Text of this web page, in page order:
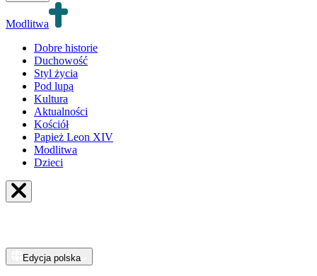
Modlitwa
Dobre historie
Duchowość
Styl życia
Pod lupą
Kultura
Aktualności
Kościół
Papież Leon XIV
Modlitwa
Dzieci
Edycja polska